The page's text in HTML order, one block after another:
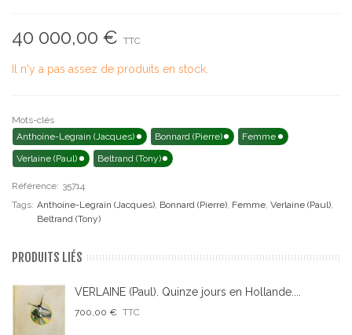
40 000,00 € TTC
Il n'y a pas assez de produits en stock.
Mots-clés
Anthoine-Legrain (Jacques)
Bonnard (Pierre)
Femme
Verlaine (Paul)
Beltrand (Tony)
Référence: 35714
Tags: Anthoine-Legrain (Jacques) Bonnard (Pierre) Femme Verlaine (Paul)
Beltrand (Tony)
PRODUITS LIÉS
VERLAINE (Paul). Quinze jours en Hollande....
700,00 € TTC